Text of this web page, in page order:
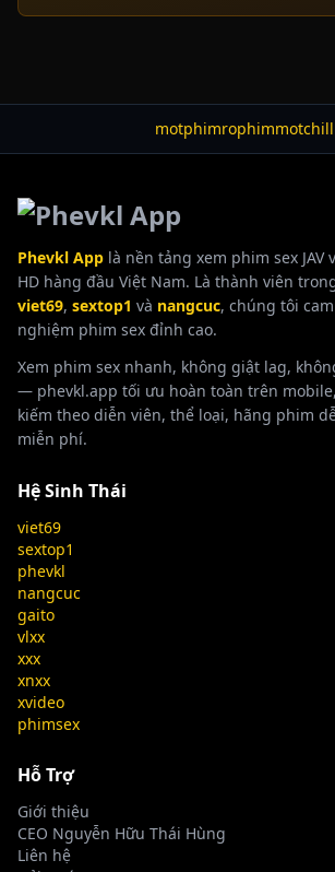
motphimrophimmotchill
Phevkl App là nền tảng xem phim sex JAV
HD hàng đầu Việt Nam. Là thành viên
viet69, sextop1 và nangcuc, chúng tôi
nghiệm phim sex đỉnh cao.
Xem phim sex nhanh, không giật lag,
— phevkl.app tối ưu hoàn toàn trên
kiếm theo diễn viên, thể loại, hãng phim
miễn phí.
Hệ Sinh Thái
viet69
sextop1
phevkl
nangcuc
gaito
vlxx
xxx
xnxx
xvideo
phimsex
Hỗ Trợ
Giới thiệu
CEO Nguyễn Hữu Thái Hùng
Liên hệ